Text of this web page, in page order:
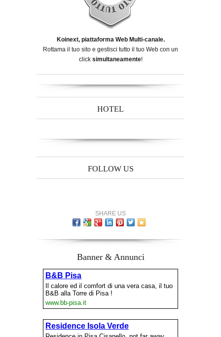
Koinext, piattaforma Web Multi-canale.
Rottama il tuo sito e gestisci tutto il tuo Web con un
click simultaneamente!
HOTEL
FOLLOW US
SHARE US
Banner & Annunci